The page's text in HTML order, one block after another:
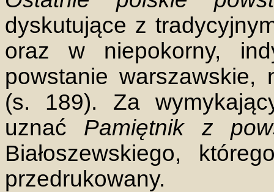
dyskutujące z
oraz w niepokorny,
powstanie
(s. 189). Za
uznać Pamiętnik z
Białoszewskiego,
przedrukowany.